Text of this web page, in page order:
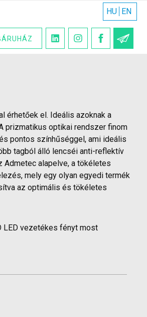
HU EN
érhetőek el. Ideális azoknak a
prizmatikus optikai rendszer finom
pontos színhűséggel, ami ideális
tagból álló lencséi anti-reflektív
Admetec alapelve, a tökéletes
mely egy olyan egyedi termék
az optimális és tökéletes
LED vezetékes fényt most